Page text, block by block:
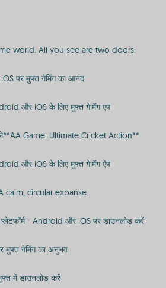
world. All you see are two doors:
पर मुफ्त गेमिंग का आनंद
और iOS के लिए मुफ्त गेमिंग एप
Game: Ultimate Cricket Action**
और iOS के लिए मुफ्त गेमिंग ऐप
calm, circular expanse.
प्लेटफॉर्म - Android और iOS पर डाउनलोड करें
मुफ्त गेमिंग का अनुभव
में डाउनलोड करें